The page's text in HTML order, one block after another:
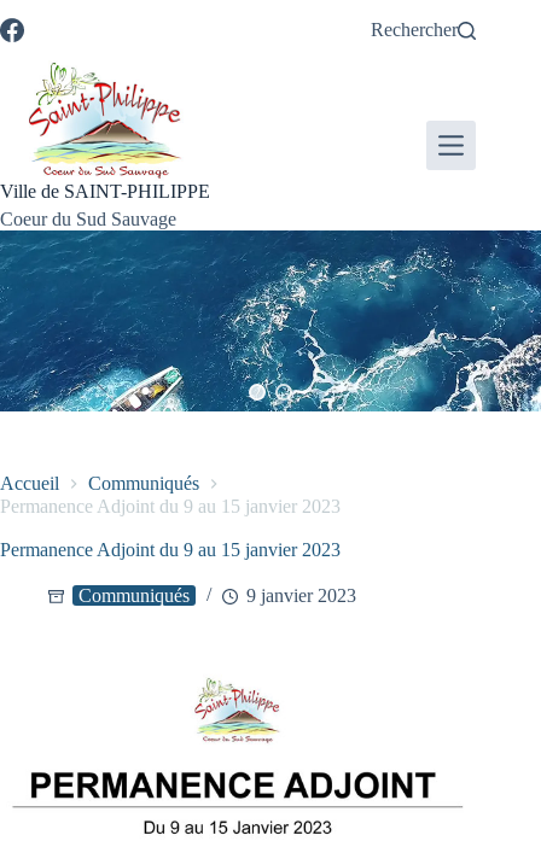
au
au
à
recherche
au
Rechercher
Ville de SAINT-PHILIPPE
Coeur du Sud Sauvage
Accueil
Communiqués
Permanence Adjoint du 9 au 15 janvier 2023
Permanence Adjoint du 9 au 15 janvier 2023
Communiqués 9 janvier 2023